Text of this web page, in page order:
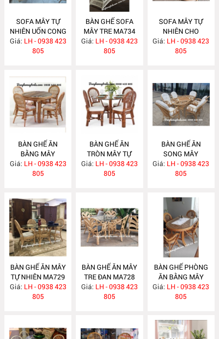
SOFA MÂY TỰ
NHIÊN UỐN CONG
MA743
Giá: LH - 0938 423
805
BÀN GHẾ SOFA
MÂY TRE MA734
Giá: LH - 0938 423
805
SOFA MÂY TỰ
NHIÊN CHO
PHÒNG KHÁCH
MA733
Giá: LH - 0938 423
805
BÀN GHẾ ĂN
BẰNG MÂY
MA732
Giá: LH - 0938 423
805
BÀN GHẾ ĂN
TRÒN MÂY TỰ
NHIÊN MA731
Giá: LH - 0938 423
805
BÀN GHẾ ĂN
SONG MÂY
MA730
Giá: LH - 0938 423
805
BÀN GHẾ ĂN MÂY
TỰ NHIÊN MA729
Giá: LH - 0938 423
805
BÀN GHẾ ĂN MÂY
TRE ĐAN MA728
Giá: LH - 0938 423
805
BÀN GHẾ PHÒNG
ĂN BẰNG MÂY
MA727
Giá: LH - 0938 423
805